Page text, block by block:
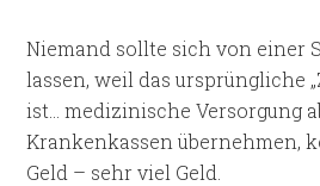
Niemand sollte sich von einer
lassen, weil das ursprüngliche
ist… medizinische Versorgung
Krankenkassen übernehmen,
Geld – sehr viel Geld.